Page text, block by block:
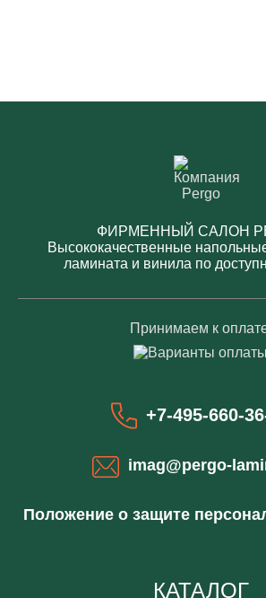
ФИРМЕННЫЙ САЛОН
Высококачественные
ламината и винила по
Принимаем к
+7-495-660-
imag@pergo-
Положение о защите
КАТАЛОГ